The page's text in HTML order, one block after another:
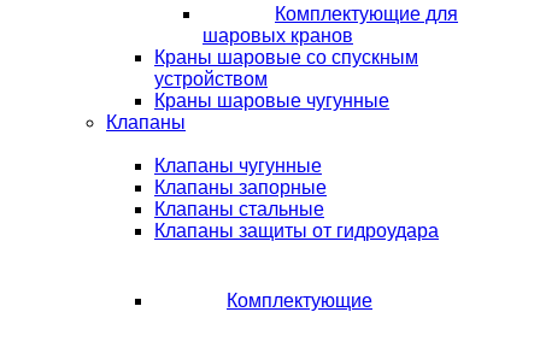
Комплектующие для
шаровых кранов
Краны шаровые со спускным
устройством
Краны шаровые чугунные
Клапаны
Клапаны чугунные
Клапаны запорные
Клапаны стальные
Клапаны защиты от гидроудара
Комплектующие